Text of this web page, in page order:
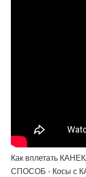
Как вплетать
СПОСОБ - Косы с